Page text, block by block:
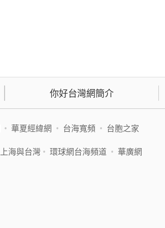
你好台灣網簡介
• 華夏經緯網 • 台海寬頻 • 台胞之家
上海與台灣 • 環球網台海頻道 • 華廣網